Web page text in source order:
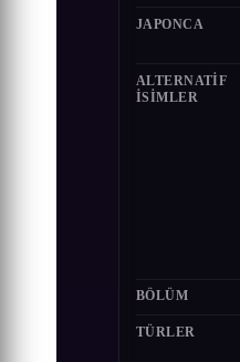
JAPONCA
ALTERNATIF
ISIMLER
BÖLÜM
TÜRLER